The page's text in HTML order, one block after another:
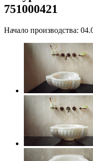
751000421
Начало производства: